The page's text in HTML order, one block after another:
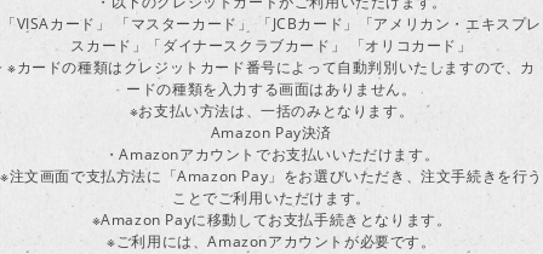
「VISAカード」 「マスターカード」 「JCBカード」「アメリカン・エキスプレ
スカード」「ダイナースクラブカード」 「オリコカード」
※カードの種類はクレジットカード番号によって自動判別いたしますので、カ
ードの種類を入力する画面はありません。
※お支払い方法は、一括のみとなります。
Amazon Pay決済
・Amazonアカウントでお支払いいただけます。
※注文画面で支払方法に「Amazon Pay」をお選びいただき、注文手続きを行う
ことでご利用いただけます。
※Amazon Payに移動してお支払手続きとなります。
※ご利用には、Amazonアカウントが必要です。